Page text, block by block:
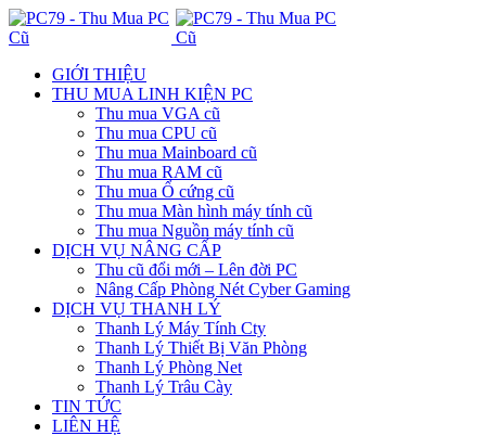
GIỚI THIỆU
THU MUA LINH KIỆN PC
Thu mua VGA cũ
Thu mua CPU cũ
Thu mua Mainboard cũ
Thu mua RAM cũ
Thu mua Ổ cứng cũ
Thu mua Màn hình máy tính cũ
Thu mua Nguồn máy tính cũ
DỊCH VỤ NÂNG CẤP
Thu cũ đổi mới – Lên đời PC
Nâng Cấp Phòng Nét Cyber Gaming
DỊCH VỤ THANH LÝ
Thanh Lý Máy Tính Cty
Thanh Lý Thiết Bị Văn Phòng
Thanh Lý Phòng Net
Thanh Lý Trâu Cày
TIN TỨC
LIÊN HỆ